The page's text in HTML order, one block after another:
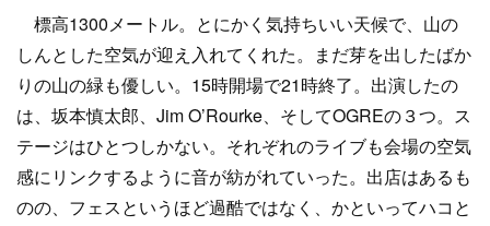
標高1300メートル。とにかく気持ちいい天候で、山の
しんとした空気が迎え入れてくれた。まだ芽を出したばか
りの山の緑も優しい。15時開場で21時終了。出演したの
は、坂本慎太郎、Jim O’Rourke、そしてOGREの３つ。ス
テージはひとつしかない。それぞれのライブも会場の空気
感にリンクするように音が紡がれていった。出店はあるも
のの、フェスというほど過酷ではなく、かといってハコと